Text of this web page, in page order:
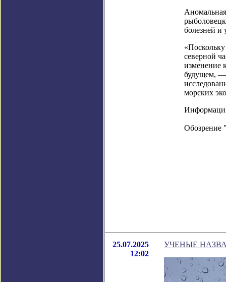
болезней и
северной
изменение
будущем, —
морских
Обозрение
25.07.2025
12:02
УЧЕНЫЕ